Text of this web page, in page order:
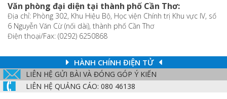
Văn phòng đại diện tại thành phố Cần Thơ:
Địa chỉ: Phòng 302, Khu Hiệu Bộ, Học viện Chính trị Khu vực IV, số
6 Nguyễn Văn Cừ (nối dài), thành phố Cần Thơ
Điện thoại/Fax: (0292) 6250868
HÀNH CHÍNH ĐIỆN TỬ
LIÊN HỆ GỬI BÀI VÀ ĐÓNG GÓP Ý KIẾN
LIÊN HỆ QUẢNG CÁO: 080 46138